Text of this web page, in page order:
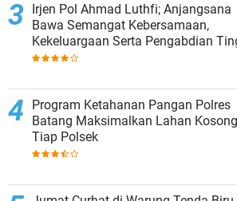
Irjen Pol Ahmad Luthfi; Anjangsana
Bawa Semangat Kebersamaan,
Kekeluargaan Serta Pengabdian
Program Ketahanan Pangan Polres
Batang Maksimalkan Lahan
Tiap Polsek